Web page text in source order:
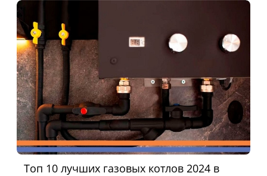
Топ 10 лучших газовых котлов 2024 в